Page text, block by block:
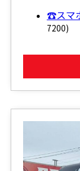
☎スマ
7200)